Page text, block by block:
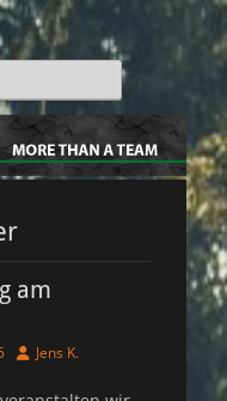
Hannover e.V.
am
AutorJens K.